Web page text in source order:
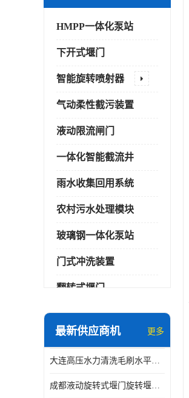
HMPP一体化泵站
下开式堰门
智能旋转喷射器
气动柔性截污装置
液动限流闸门
一体化智能截流井
雨水收集回用系统
农村污水处理模块
玻璃钢一体化泵站
门式冲洗装置
翻转式堰门
智能一体化雨水泵站
智能一体化供水泵房
智能一体化净水设备
最新供应商机 更多
大连高压水力清洗毛刷水平自清洁滚刷 水力自动冲洗系统 水力清洗
成都液动旋转式堰门旋转堰门 自动控制 SUS304